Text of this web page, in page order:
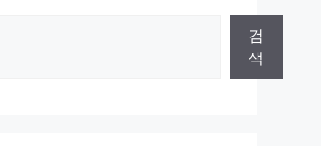
검
색